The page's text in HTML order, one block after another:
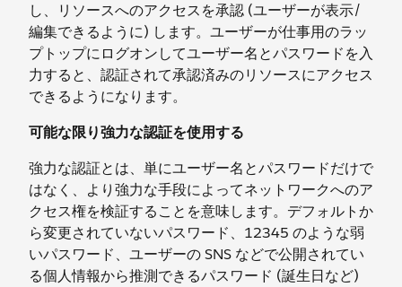
し、リソースへのアクセスを承認 (ユーザーが表示/
編集できるように) します。ユーザーが仕事用のラッ
プトップにログオンしてユーザー名とパスワードを入
力すると、認証されて承認済みのリソースにアクセス
できるようになります。
可能な限り強力な認証を使用する
強力な認証とは、単にユーザー名とパスワードだけで
はなく、より強力な手段によってネットワークへのア
クセス権を検証することを意味します。デフォルトか
ら変更されていないパスワード、12345 のような弱
いパスワード、ユーザーの SNS などで公開されてい
る個人情報から推測できるパスワード (誕生日など)